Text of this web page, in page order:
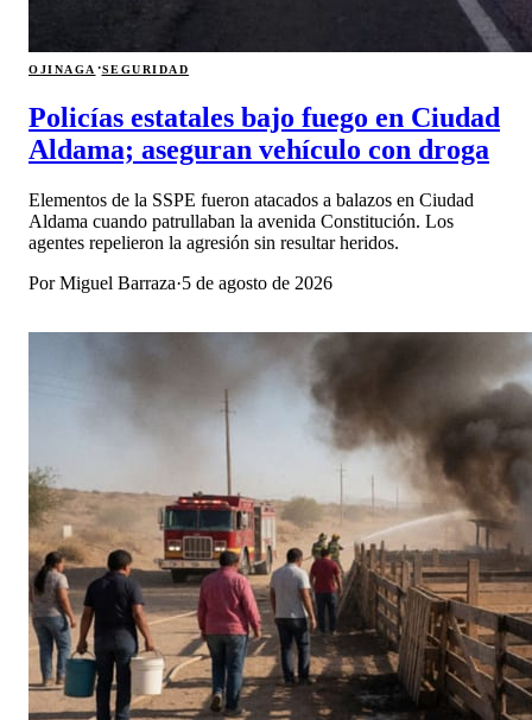
OJINAGA ·SEGURIDAD
Policías estatales bajo fuego en Ciudad
Aldama; aseguran vehículo con droga
Elementos de la SSPE fueron atacados a balazos en Ciudad
Aldama cuando patrullaban la avenida Constitución. Los
agentes repelieron la agresión sin resultar heridos.
PorMiguel Barraza·5 de agosto de 2026